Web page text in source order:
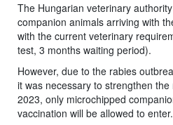
The Hungarian veterinary
companion animals arriving with
with the current veterinary
test, 3 months waiting period).
However, due to the rabies
it was necessary to strengthen
2023, only microchipped
vaccination will be allowed to enter.